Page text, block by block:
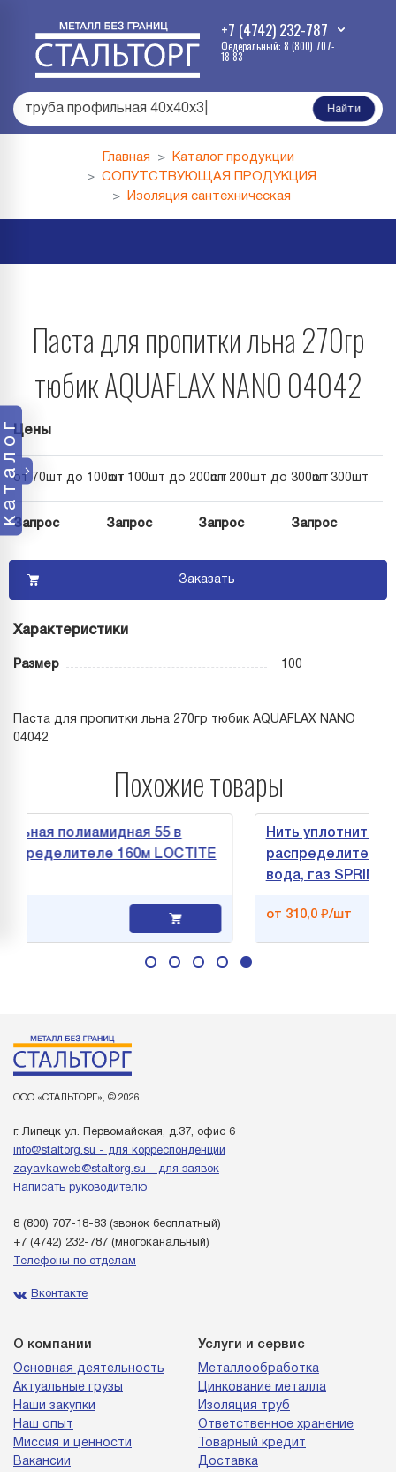
+7 (4742) 232-787
Федеральный: 8 (800) 707-
18-83
труба профильная 40х40х3 Найти
каталог
Главная
Каталог продукции
СОПУТСТВУЮЩАЯ ПРОДУКЦИЯ
Изоляция сантехническая
Паста для пропитки льна 270гр
тюбик AQUAFLAX NANO 04042
Цены
от 70шт до 100штот 100шт до 200штот 200шт до 300штот 300шт
Запрос Запрос Запрос Запрос
Заказать
Характеристики
Размер 100
Паста для пропитки льна 270гр тюбик AQUAFLAX NANO
04042
Похожие товары
полиамидная 55 в
160м LOCTITE
Нить уплотнительная в
распределителе 50м (в
вода, газ SPRINT
от 310,0 ₽/шт
ООО «СТАЛЬТОРГ», © 2026
г. Липецк ул. Первомайская, д.37, офис 6
info@staltorg.su - для корреспонденции
zayavkaweb@staltorg.su - для заявок
Написать руководителю
8 (800) 707-18-83 (звонок бесплатный)
+7 (4742) 232-787 (многоканальный)
Телефоны по отделам
Вконтакте
О компании
Основная деятельность
Актуальные грузы
Наши закупки
Наш опыт
Миссия и ценности
Вакансии
Услуги и сервис
Металлообработка
Цинкование металла
Изоляция труб
Ответственное хранение
Товарный кредит
Доставка